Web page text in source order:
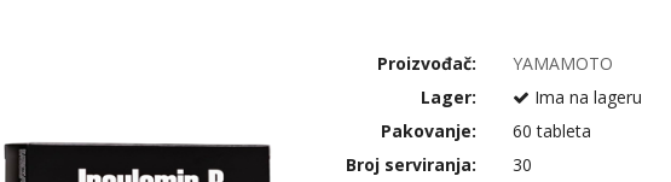
Proizvođač:
YAMAMOTO
Lager:
Ima na lageru
Pakovanje:
60 tableta
Broj serviranja:
30